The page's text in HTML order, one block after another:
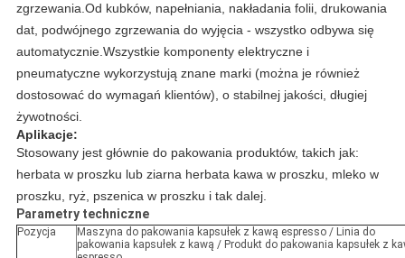
zgrzewania.Od kubków, napełniania, nakładania folii, drukowania
dat, podwójnego zgrzewania do wyjęcia - wszystko odbywa się
automatycznie.Wszystkie komponenty elektryczne i
pneumatyczne wykorzystują znane marki (można je również
dostosować do wymagań klientów), o stabilnej jakości, długiej
żywotności.
Aplikacje:
Stosowany jest głównie do pakowania produktów, takich jak:
herbata w proszku lub ziarna herbata kawa w proszku, mleko w
proszku, ryż, pszenica w proszku i tak dalej.
Parametry techniczne
Pozycja
Maszyna do pakowania kapsułek z kawą espresso / Linia do
pakowania kapsułek z kawą / Produkt do pakowania kapsułek z